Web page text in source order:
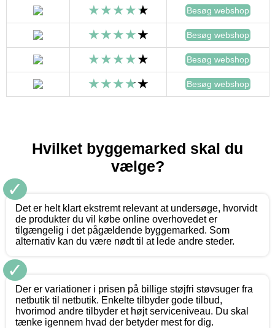
Besøg webshop
Besøg webshop
Besøg webshop
Besøg webshop
Hvilket byggemarked skal du
vælge?
✓
Det er helt klart ekstremt relevant at undersøge, hvorvidt
de produkter du vil købe online overhovedet er
tilgængelig i det pågældende byggemarked. Som
alternativ kan du være nødt til at lede andre steder.
✓
Der er variationer i prisen på billige støjfri støvsuger fra
netbutik til netbutik. Enkelte tilbyder gode tilbud,
hvorimod andre tilbyder et højt serviceniveau. Du skal
tænke igennem hvad der betyder mest for dig.